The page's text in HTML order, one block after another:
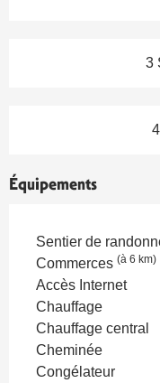
3
Équipements
Sentier de
Commerces (à 6 km)
Accès Internet
Chauffage
Chauffage central
Cheminée
Congélateur